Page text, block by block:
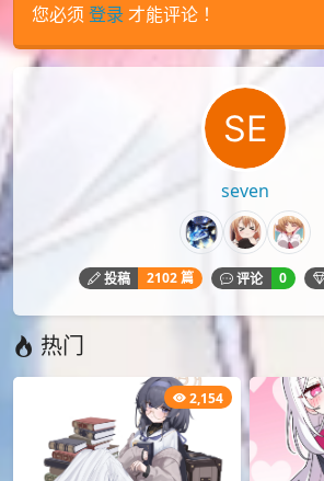
您必须 登录 才能评论！
seven
投稿 2102 篇 评论 0
热门
2,154